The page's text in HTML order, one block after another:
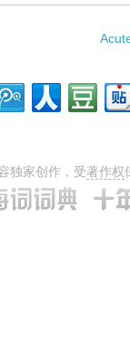
独家创作，受著作权